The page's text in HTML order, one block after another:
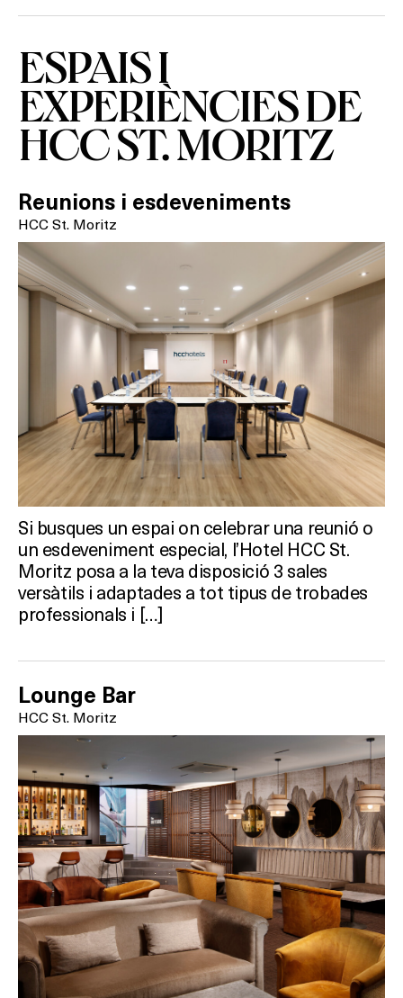
Què vols fer?
HOTELS
TERRASSES
BARS
SPAS
RESTAURANTS
SALES
Activitats
On?
ESPAIS I
EXPERIÈNCIES DE
HCC ST. MORITZ
Reunions i esdeveniments
HCC St. Moritz
Si busques un espai on celebrar una reunió o
un esdeveniment especial, l’Hotel HCC St.
Moritz posa a la teva disposició 3 sales
versàtils i adaptades a tot tipus de trobades
professionals i […]
Lounge Bar
HCC St. Moritz